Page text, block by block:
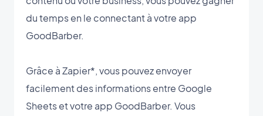
du temps en le connectant à votre app
GoodBarber.
Grâce à Zapier*, vous pouvez envoyer
facilement des informations entre Google
Sheets et votre app GoodBarber. Vous